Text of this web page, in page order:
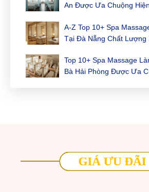
An Được Ưa Chuộng
A-Z Top 10+ Spa
Tại Đà Nẵng Chất Lượng
Top 10+ Spa Massage
Bà Hải Phòng Được Ưa